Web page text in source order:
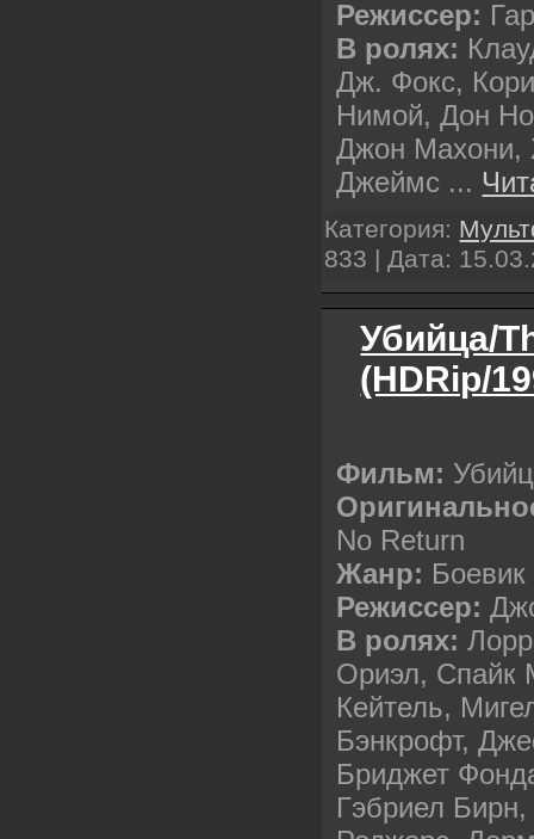
Режиссер:
В ролях:
Дж. Фокс,
Нимой, Дон
Джон Махони,
Джеймс ...
Категория:
833 | Дата:
Убийца/
(HDRip/
Фильм:
No Return
Жанр: Боевик
Режиссер:
В ролях:
Ориэл, Спайк
Кейтель,
Бэнкрофт,
Бриджет
Гэбриел